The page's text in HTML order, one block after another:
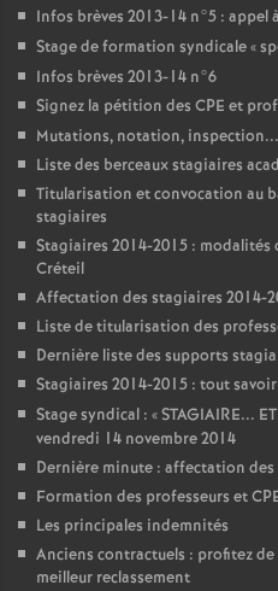
Infos brèves 2013-14 n°5 : appel
Stage de formation syndicale «
Infos brèves 2013-14 n°6
Signez la pétition des CPE et
Mutations, notation, inspection...
Liste des berceaux stagiaires
Titularisation et convocation au
stagiaires
Stagiaires 2014-2015 : modalités
Créteil
Affectation des stagiaires 2014-
Liste de titularisation des
Dernière liste des supports
Stagiaires 2014-2015 : tout
Stage syndical : «STAGIAIRE... ET
vendredi 14 novembre 2014
Dernière minute : affectation
Formation des professeurs et
Les principales indemnités
Anciens contractuels : profitez
meilleur reclassement